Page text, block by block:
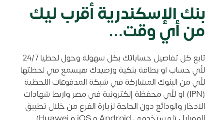
بنك الإسكندرية أقرب ليك
من أي وقت...
تابع كل تفاصيل حساباتك بكل سهولة وحول لحظيا 24/7
لأي حساب او بطاقة بنكية ورصيدك هيسمع في لحظتها
لأي من البنوك المشاركة في شبكة المدفوعات اللحظية
(IPN) او لأي محفظة إلكترونية في مصر واربط شهادات
الادخار والودائع دون الحاجة لزيارة الفرع من خلال تطبيق